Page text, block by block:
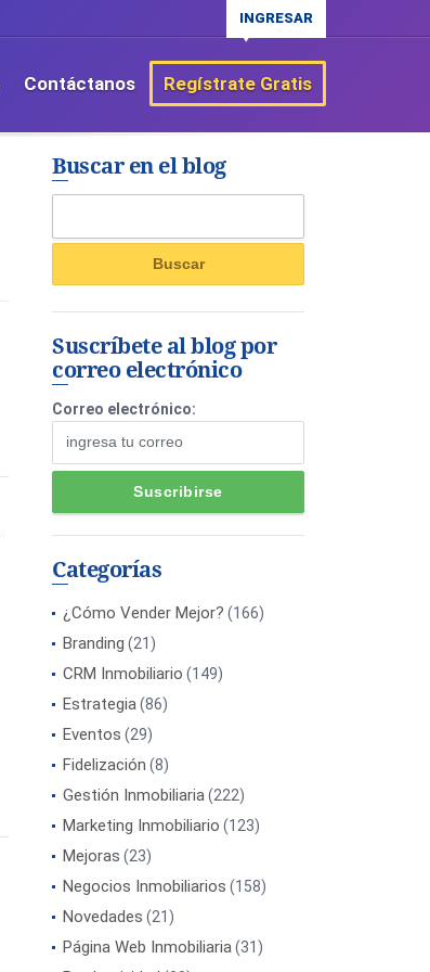
INGRESAR
Contáctanos Regístrate Gratis
Buscar en el blog
Suscríbete al blog por
correo electrónico
Correo electrónico:
Categorías
¿Cómo Vender Mejor? (166)
Branding (21)
CRM Inmobiliario (149)
Estrategia(86)
Eventos (29)
Fidelización (8)
Gestión Inmobiliaria(222)
Marketing Inmobiliario (123)
Mejoras (23)
Negocios Inmobiliarios (158)
Novedades (21)
Página Web Inmobiliaria(31)